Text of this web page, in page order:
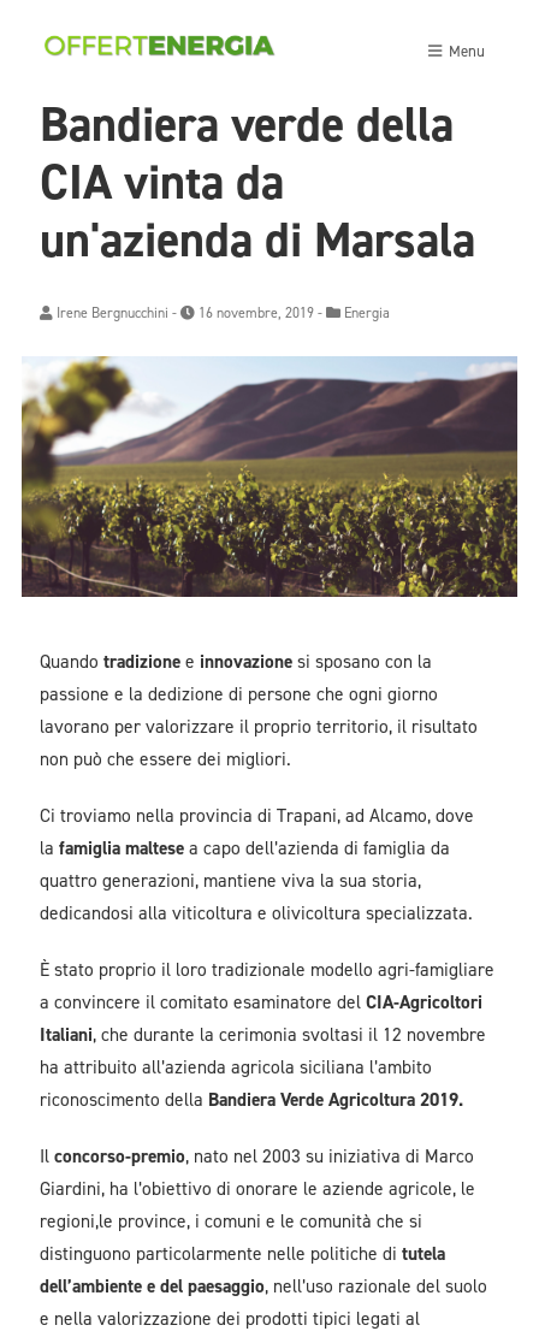
Menu
Bandiera verde della
CIA vinta da
un'azienda di Marsala
Irene Bergnucchini - 16 novembre, 2019 - Energia
Quando tradizionee innovazionesi sposano con la
passione e la dedizione di persone che ogni giorno
lavorano per valorizzare il proprio territorio, il risultato
non può che essere dei migliori.
Ci troviamo nella provincia di Trapani, ad Alcamo, dove
la famiglia maltesea capo dell’azienda di famiglia da
quattro generazioni, mantiene viva la sua storia,
dedicandosi alla viticoltura e olivicoltura specializzata.
È stato proprio il loro tradizionale modello agri-famigliare
a convincere il comitato esaminatore delCIA-Agricoltori
Italiani, che durante la cerimonia svoltasi il 12 novembre
ha attribuito all’azienda agricola siciliana l’ambito
riconoscimento della Bandiera Verde Agricoltura 2019.
Ilconcorso-premio, nato nel 2003 su iniziativa di Marco
Giardini, ha l’obiettivo di onorare le aziende agricole, le
regioni,le province, i comuni e le comunità che si
distinguono particolarmente nelle politiche di tutela
dell’ambiente e del paesaggio, nell’uso razionale del suolo
e nella valorizzazione dei prodotti tipici legati al